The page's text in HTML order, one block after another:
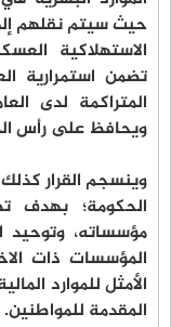
حيث سيتم نقلهم
الاستهلاكية
تضمن استمرارية
المتراكمة لدى
ويحافظ على رأس
وينسجم القرار
الحكومة؛ بهدف
مؤسساته، وتوحيد
المؤسسات ذات
الأمثل للموارد
المقدمة للمواطنين.